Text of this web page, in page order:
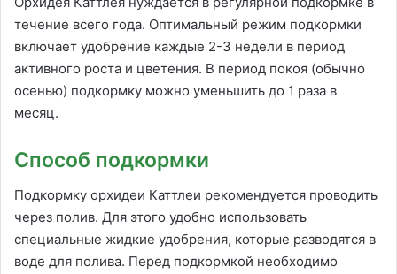
течение всего года. Оптимальный режим подкормки
включает удобрение каждые 2-3 недели в период
активного роста и цветения. В период покоя (обычно
осенью) подкормку можно уменьшить до 1 раза в
месяц.
Способ подкормки
Подкормку орхидеи Каттлеи рекомендуется проводить
через полив. Для этого удобно использовать
специальные жидкие удобрения, которые разводятся в
воде для полива. Перед подкормкой необходимо